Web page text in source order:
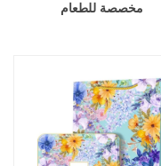
مخصصة للطعام